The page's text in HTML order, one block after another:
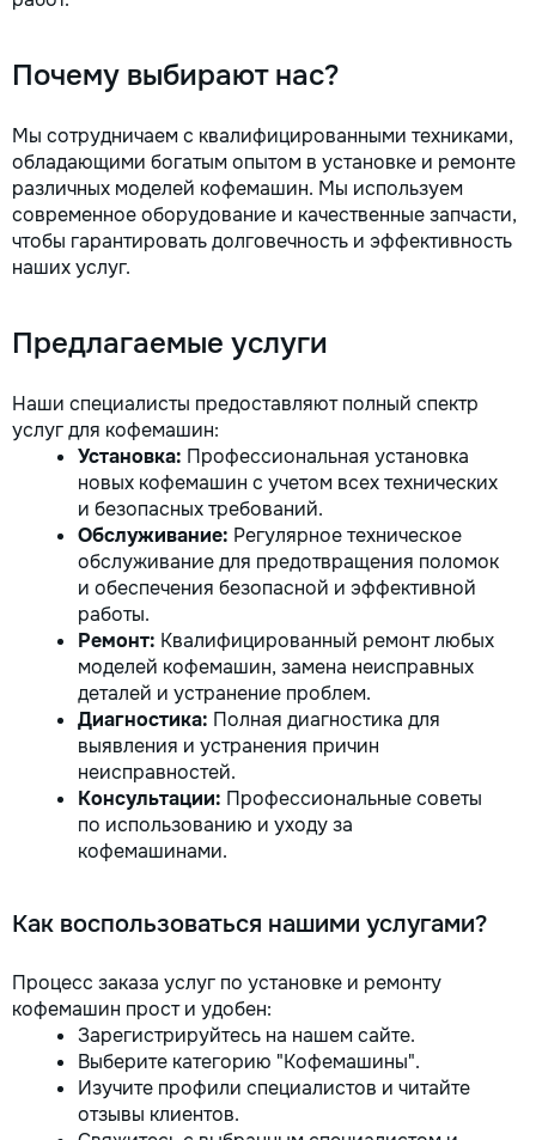
deviz fără
+373 603 31 178
| Telegram
consultații și
gratuit
Soluții pentru orice
dumneavoastră!
Почему выбирают нас?
Мы сотрудничаем с квалифицированными техниками,
обладающими богатым опытом в установке и ремонте
различных моделей кофемашин. Мы используем
современное оборудование и качественные запчасти,
чтобы гарантировать долговечность и эффективность
наших услуг.
Предлагаемые услуги
Наши специалисты предоставляют полный спектр
услуг для кофемашин:
Установка: Профессиональная установка
новых кофемашин с учетом всех технических
и безопасных требований.
Обслуживание: Регулярное техническое
обслуживание для предотвращения поломок
и обеспечения безопасной и эффективной
работы.
Ремонт: Квалифицированный ремонт любых
моделей кофемашин, замена неисправных
деталей и устранение проблем.
Диагностика: Полная диагностика для
выявления и устранения причин
неисправностей.
Консультации: Профессиональные советы
по использованию и уходу за
кофемашинами.
Как воспользоваться нашими услугами?
Процесс заказа услуг по установке и ремонту
кофемашин прост и удобен:
Зарегистрируйтесь на нашем сайте.
Выберите категорию "Кофемашины".
Изучите профили специалистов и читайте
отзывы клиентов.